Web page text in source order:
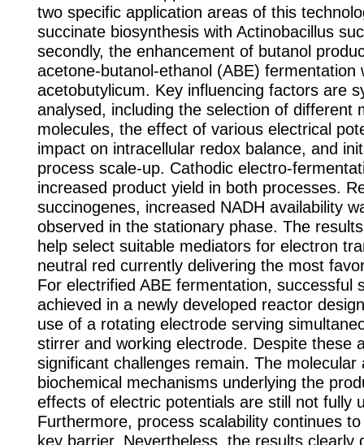
two specific application areas of this
succinate biosynthesis with Actinobacillus
secondly, the enhancement of butanol
acetone-butanol-ethanol (ABE) fermentation
acetobutylicum. Key influencing factors are
analysed, including the selection of different
molecules, the effect of various electrical
impact on intracellular redox balance, and
process scale-up. Cathodic electro-
increased product yield in both processes.
succinogenes, increased NADH availability
observed in the stationary phase. The
help select suitable mediators for electron
neutral red currently delivering the most
For electrified ABE fermentation, successful
achieved in a newly developed reactor
use of a rotating electrode serving
stirrer and working electrode. Despite these
significant challenges remain. The molecular
biochemical mechanisms underlying the
effects of electric potentials are still not fully
Furthermore, process scalability continues
key barrier. Nevertheless, the results clearly